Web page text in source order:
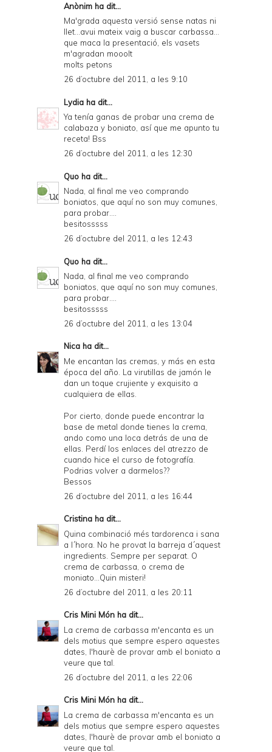
Anònim ha dit...
Ma'grada aquesta versió sense natas ni
llet...avui mateix vaig a buscar carbassa...
que maca la presentació, els vasets
m'agradan mooolt
molts petons
26 d’octubre del 2011, a les 9:10
Lydia ha dit...
Ya tenía ganas de probar una crema de
calabaza y boniato, así que me apunto tu
receta! Bss
26 d’octubre del 2011, a les 12:30
Quo ha dit...
Nada, al final me veo comprando
boniatos, que aquí no son muy comunes,
para probar....
besitosssss
26 d’octubre del 2011, a les 12:43
Quo ha dit...
Nada, al final me veo comprando
boniatos, que aquí no son muy comunes,
para probar....
besitosssss
26 d’octubre del 2011, a les 13:04
Nica ha dit...
Me encantan las cremas, y más en esta
época del año. La virutillas de jamón le
dan un toque crujiente y exquisito a
cualquiera de ellas.
Por cierto, donde puede encontrar la
base de metal donde tienes la crema,
ando como una loca detrás de una de
ellas. Perdí los enlaces del atrezzo de
cuando hice el curso de fotografía.
Podrias volver a darmelos??
Bessos
26 d’octubre del 2011, a les 16:44
Cristina ha dit...
Quina combinació més tardorenca i sana
a l´hora. No he provat la barreja d´aquest
ingredients. Sempre per separat. O
crema de carbassa, o crema de
moniato...Quin misteri!
26 d’octubre del 2011, a les 20:11
Cris Mini Món ha dit...
La crema de carbassa m'encanta es un
dels motius que sempre espero aquestes
dates, l'haurè de provar amb el boniato a
veure que tal.
26 d’octubre del 2011, a les 22:06
Cris Mini Món ha dit...
La crema de carbassa m'encanta es un
dels motius que sempre espero aquestes
dates, l'haurè de provar amb el boniato a
veure que tal.